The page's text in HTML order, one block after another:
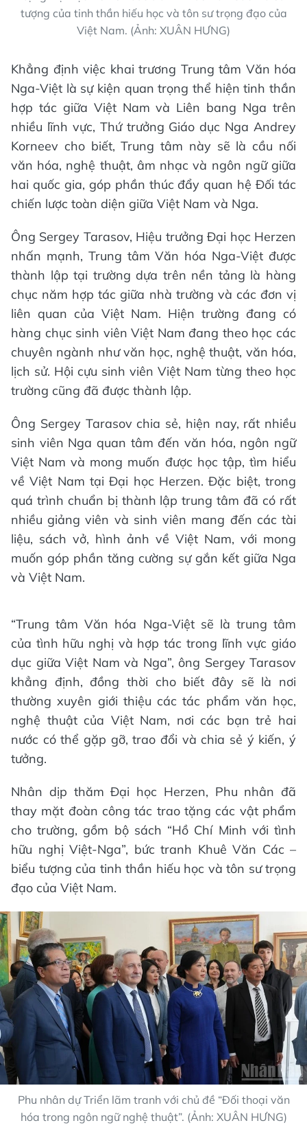
tượng của tinh thần hiếu học và tôn sư trọng đạo của
Việt Nam. (Ảnh: XUÂN HƯNG)
Khẳng định việc khai trương Trung tâm Văn hóa
Nga-Việt là sự kiện quan trọng thể hiện tinh thần
hợp tác giữa Việt Nam và Liên bang Nga trên
nhiều lĩnh vực, Thứ trưởng Giáo dục Nga Andrey
Korneev cho biết, Trung tâm này sẽ là cầu nối
văn hóa, nghệ thuật, âm nhạc và ngôn ngữ giữa
hai quốc gia, góp phần thúc đẩy quan hệ Đối tác
chiến lược toàn diện giữa Việt Nam và Nga.
Ông Sergey Tarasov, Hiệu trưởng Đại học Herzen
nhấn mạnh, Trung tâm Văn hóa Nga-Việt được
thành lập tại trường dựa trên nền tảng là hàng
chục năm hợp tác giữa nhà trường và các đơn vị
liên quan của Việt Nam. Hiện trường đang có
hàng chục sinh viên Việt Nam đang theo học các
chuyên ngành như văn học, nghệ thuật, văn hóa,
lịch sử. Hội cựu sinh viên Việt Nam từng theo học
trường cũng đã được thành lập.
Ông Sergey Tarasov chia sẻ, hiện nay, rất nhiều
sinh viên Nga quan tâm đến văn hóa, ngôn ngữ
Việt Nam và mong muốn được học tập, tìm hiểu
về Việt Nam tại Đại học Herzen. Đặc biệt, trong
quá trình chuẩn bị thành lập trung tâm đã có rất
nhiều giảng viên và sinh viên mang đến các tài
liệu, sách vở, hình ảnh về Việt Nam, với mong
muốn góp phần tăng cường sự gắn kết giữa Nga
và Việt Nam.
“Trung tâm Văn hóa Nga-Việt sẽ là trung tâm
của tình hữu nghị và hợp tác trong lĩnh vực giáo
dục giữa Việt Nam và Nga”, ông Sergey Tarasov
khẳng định, đồng thời cho biết đây sẽ là nơi
thường xuyên giới thiệu các tác phẩm văn học,
nghệ thuật của Việt Nam, nơi các bạn trẻ hai
nước có thể gặp gỡ, trao đổi và chia sẻ ý kiến, ý
tưởng.
Nhân dịp thăm Đại học Herzen, Phu nhân đã
thay mặt đoàn công tác trao tặng các vật phẩm
cho trường, gồm bộ sách “Hồ Chí Minh với tình
hữu nghị Việt-Nga”, bức tranh Khuê Văn Các –
biểu tượng của tinh thần hiếu học và tôn sư trọng
đạo của Việt Nam.
Phu nhân dự Triển lãm tranh với chủ đề “Đối thoại văn
hóa trong ngôn ngữ nghệ thuật”. (Ảnh: XUÂN HƯNG)